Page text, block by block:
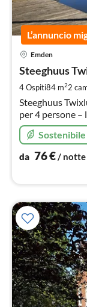
L’annuncio
Emden
Steeghuus
4 Ospiti84 m22
Steeghuus
per 4 persone –
Sostenibile
da 76€/ notte